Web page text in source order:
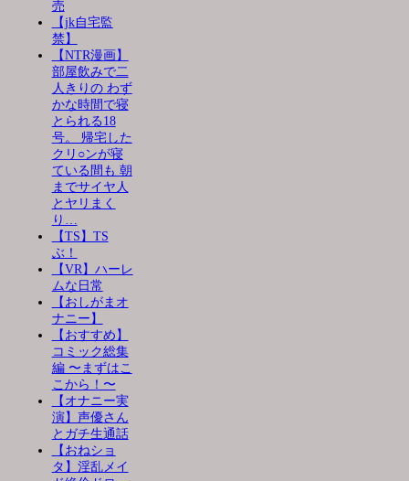
売
【jk自宅監
禁】
【NTR漫画】
部屋飲みで二
人きりの わず
かな時間で寝
とられる18
号。 帰宅した
クリ○ンが寝
ている間も 朝
までサイヤ人
とヤリまく
り…
【TS】TS
ぶ！
【VR】ハーレ
ムな日常
【おしがまオ
ナニー】
【おすすめ】
コミック総集
編 〜まずはこ
こから！〜
【オナニー実
演】声優さん
とガチ生通話
【おねショ
タ】淫乱メイ